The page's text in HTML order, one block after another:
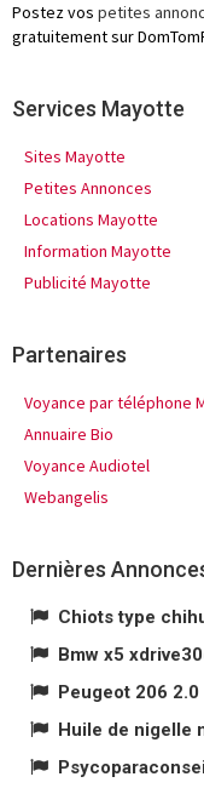
Postez vos petites
gratuitement sur
Services Mayotte
Sites Mayotte
Petites Annonces
Locations Mayotte
Information Mayotte
Publicité Mayotte
Partenaires
Voyance par téléphone
Annuaire Bio
Voyance Audiotel
Webangelis
Dernières
Chiots type
Bmw x5
Peugeot 206
Huile de nigelle